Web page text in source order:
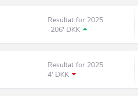
Resultat for 2025
-206' DKK
Resultat for 2025
4' DKK